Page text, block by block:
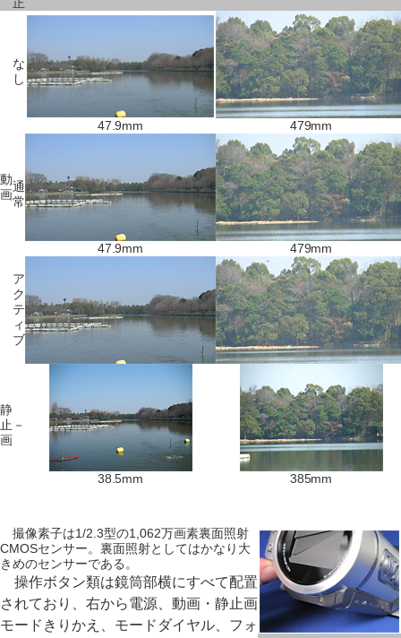
動
画
な
し
47.9mm 479mm
通
常
47.9mm 479mm
ア
ク
テ
ィ
ブ
静
止
画
－
38.5mm 385mm
撮像素子は1/2.3型の1,062万画素裏面照射
CMOSセンサー。裏面照射としてはかなり大
きめのセンサーである。
操作ボタン類は鏡筒部横にすべて配置
されており、右から電源、動画・静止画
モードきりかえ、モードダイヤル、フォ